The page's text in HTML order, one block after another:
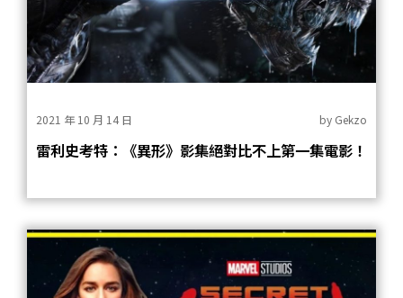
2021 年 10 月 14 日 by Gekzo
雷利史考特：《異形》影集絕對比不上第一集電影！